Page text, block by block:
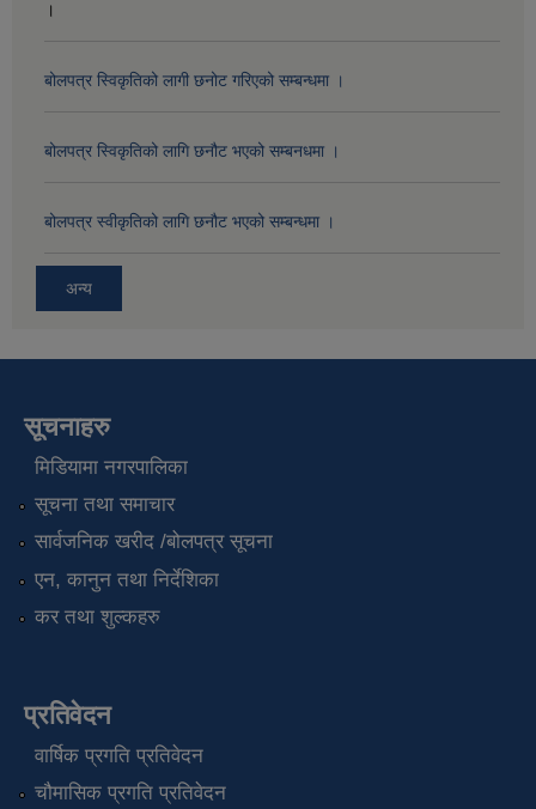
।
बोलपत्र स्विकृतिको लागी छनोट गरिएको सम्बन्धमा ।
बोलपत्र स्विकृतिको लागि छनौट भएको सम्बनधमा ।
बोलपत्र स्वीकृतिको लागि छनौट भएको सम्बन्धमा ।
अन्य
सूचनाहरु
मिडियामा नगरपालिका
सूचना तथा समाचार
सार्वजनिक खरीद /बोलपत्र सूचना
एन, कानुन तथा निर्देशिका
कर तथा शुल्कहरु
प्रतिवेदन
वार्षिक प्रगति प्रतिवेदन
चौमासिक प्रगति प्रतिवेदन